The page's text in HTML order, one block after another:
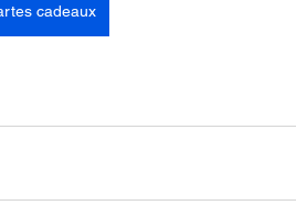
cadeaux